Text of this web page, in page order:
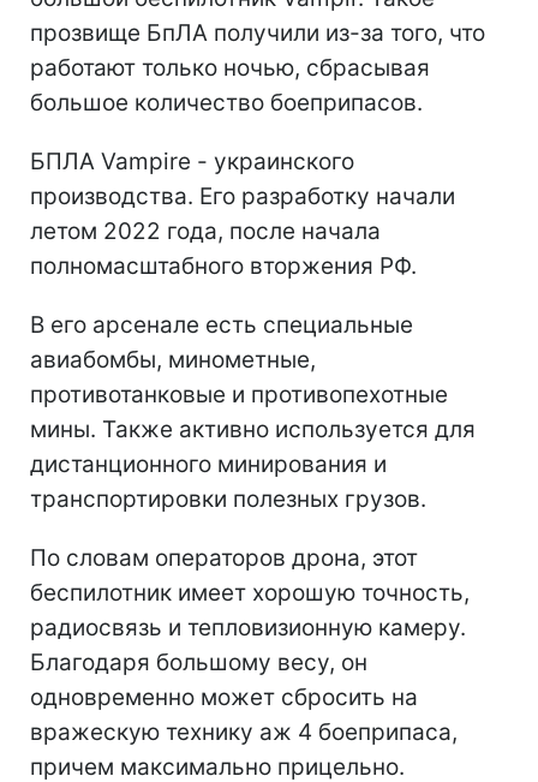
прозвище БпЛА получили из-за того, что
работают только ночью, сбрасывая
большое количество боеприпасов.
БПЛА Vampire - украинского
производства. Его разработку начали
летом 2022 года, после начала
полномасштабного вторжения РФ.
В его арсенале есть специальные
авиабомбы, минометные,
противотанковые и противопехотные
мины. Также активно используется для
дистанционного минирования и
транспортировки полезных грузов.
По словам операторов дрона, этот
беспилотник имеет хорошую точность,
радиосвязь и тепловизионную камеру.
Благодаря большому весу, он
одновременно может сбросить на
вражескую технику аж 4 боеприпаса,
причем максимально прицельно.